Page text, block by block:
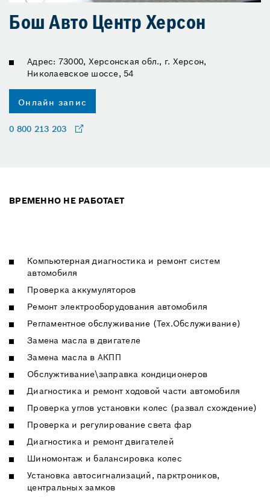
Бош Авто Центр Херсон
Адрес: 73000, Херсонская обл., г. Херсон,
Николаевское шоссе, 54
Онлайн запис
0 800 213 203
ВРЕМЕННО НЕ РАБОТАЕТ
Компьютерная диагностика и ремонт систем
автомобиля
Проверка аккумуляторов
Ремонт электрооборудования автомобиля
Регламентное обслуживание (Тех.Обслуживание)
Замена масла в двигателе
Замена масла в АКПП
Обслужтивание\заправка кондиционеров
Диагностика и ремонт ходовой части автомобиля
Проверка углов установки колес (развал схождение)
Проверка и регулирование света фар
Диагностика и ремонт двигателей
Шиномонтаж и балансировка колес
Установка автосигнализаций, парктроников,
центральных замков